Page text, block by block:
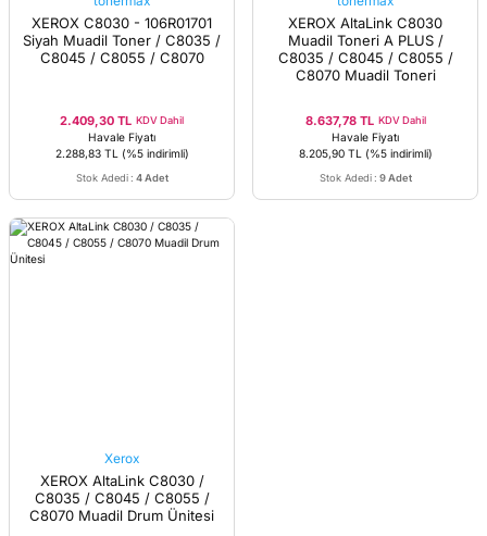
XEROX C8030 - 106R01701
Siyah Muadil Toner / C8035 /
C8045 / C8055 / C8070
2.409,30 TL KDV Dahil
Havale Fiyatı
2.288,83 TL
(%5 indirimli)
Stok Adedi : 4 Adet
XEROX AltaLink C8030
Muadil Toneri A PLUS /
C8035 / C8045 / C8055 /
C8070 Muadil Toneri
8.637,78 TL KDV Dahil
Havale Fiyatı
8.205,90 TL
(%5 indirimli)
Stok Adedi : 9 Adet
Xerox
XEROX AltaLink C8030 /
C8035 / C8045 / C8055 /
C8070 Muadil Drum Ünitesi